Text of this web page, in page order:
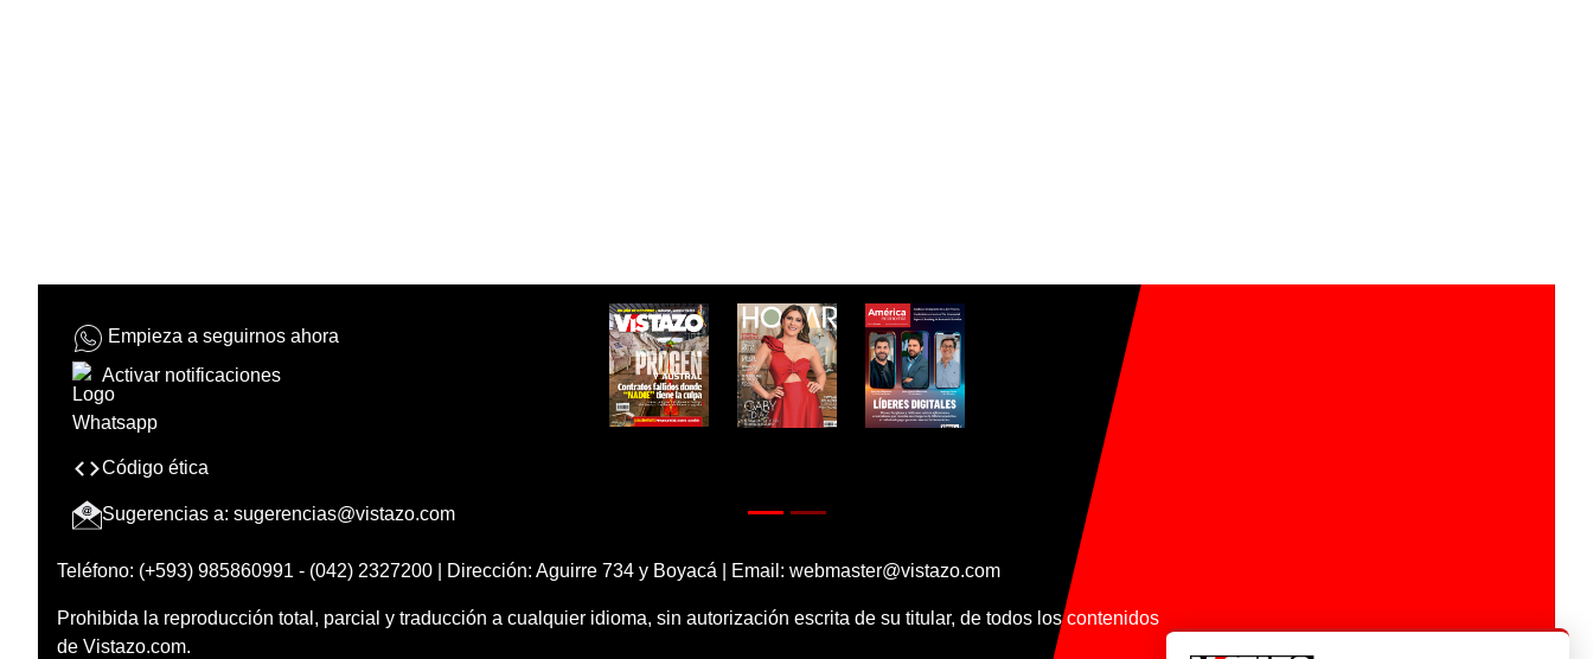
Empieza a seguirnos ahora
Activar notificaciones
Código ética
Sugerencias a: sugerencias@vistazo.com
Teléfono: (+593) 985860991 - (042) 2327200 | Dirección: Aguirre 734 y Boyacá | Email: webmaster@vistazo.com
Prohibida la reproducción total, parcial y traducción a cualquier idioma, sin autorización escrita de su titular, de todos los contenidos
de Vistazo.com.